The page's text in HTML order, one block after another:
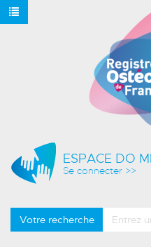
ESPACE DO
Se connecter >>
Votre recherche